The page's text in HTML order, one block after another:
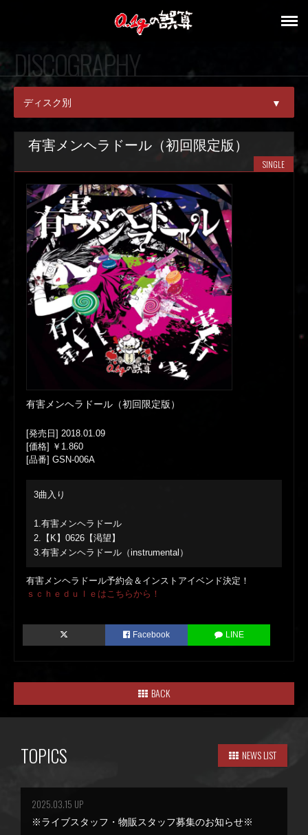
DISCOGRAPHY
ディスク別 ▼
ALL
ALBUM
DVD/BD
V.A.
有害メンヘラドール（初回限定版）
SINGLE
有害メンヘラドール（初回限定版）
[発売日] 2018.01.09
[価格] ￥1.860
[品番] GSN-006A
3曲入り
1.有害メンヘラドール
2.【K】0626【渇望】
3.有害メンヘラドール（instrumental）
有害メンヘラドール予約会＆インストアイベンド決定！
ｓｃｈｅｄｕｌｅはこちらから！
Facebook LINE
BACK
TOPICS NEWS LIST
2025.03.15 UP
※ライブスタッフ・物販スタッフ募集のお知らせ※